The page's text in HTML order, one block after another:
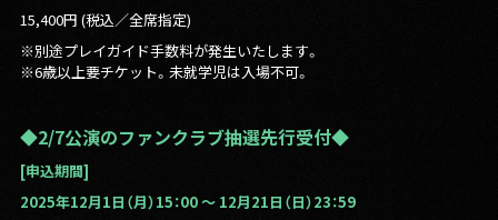
15,400円 (税込／全席指定)
※別途プレイガイド手数料が発生いたします。
※6歳以上要チケット。未就学児は入場不可。
◆2/7公演のファンクラブ抽選先行受付◆
[申込期間]
2025年12月1日（月）15：00 〜 12月21日（日）23：59